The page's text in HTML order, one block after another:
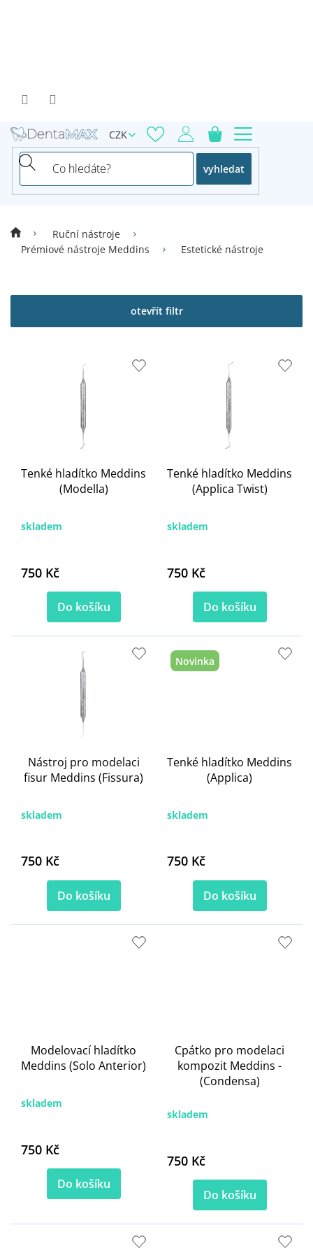
vyhledat
CZK
Ruční nástroje
Prémiové nástroje Meddins
Estetické nástroje
otevřít filtr
ý
i
Tenké hladítko Meddins
(Modella)
skladem
750 Kč
Do košíku
Tenké hladítko Meddins
(Applica Twist)
skladem
750 Kč
Do košíku
Nástroj pro modelaci
fisur Meddins (Fissura)
skladem
750 Kč
Do košíku
Novinka
Tenké hladítko Meddins
(Applica)
skladem
750 Kč
Do košíku
Modelovací hladítko
Meddins (Solo Anterior)
skladem
750 Kč
Do košíku
Cpátko pro modelaci
kompozit Meddins -
(Condensa)
skladem
750 Kč
Do košíku